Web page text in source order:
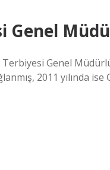
Genel
Genel
2011 yılında